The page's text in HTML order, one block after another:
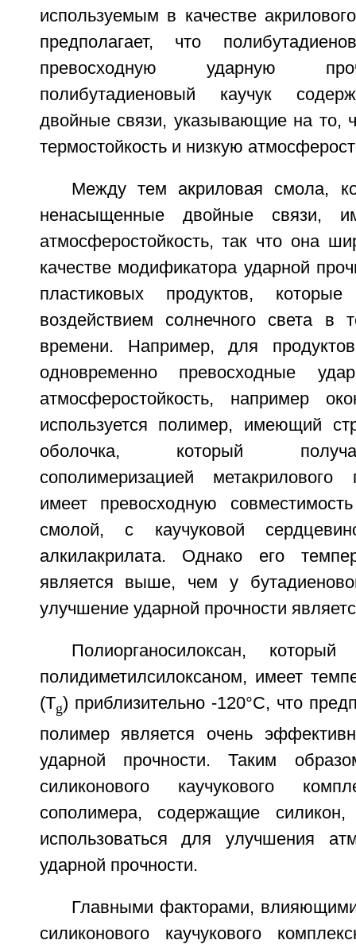
используемым в качестве
предполагает, что
превосходную ударную
полибутадиеновый каучук
двойные связи, указывающие на то,
термостойкость и низкую
Между тем акриловая смола,
ненасыщенные двойные связи,
атмосферостойкость, так что она
качестве модификатора ударной
пластиковых продуктов,
воздействием солнечного света в
времени. Например, для
одновременно превосходные
атмосферостойкость, например
используется полимер, имеющий
оболочка, который
сополимеризацией
имеет превосходную
смолой, с каучуковой
алкилакрилата. Однако его
является выше, чем у
улучшение ударной прочности
Полиорганосилоксан,
полидиметилсилоксаном, имеет
(Tg) приблизительно -120°C, что
полимер является очень
ударной прочности. Таким
силиконового каучукового
сополимера, содержащие
использоваться для улучшения
ударной прочности.
Главными факторами,
силиконового каучукового